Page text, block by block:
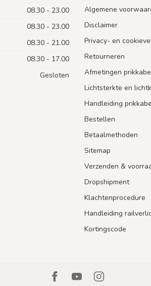
08.30 - 23.00
08.30 - 23.00
08.30 - 21.00
08.30 - 17.00
Gesloten
Algemene
Disclaimer
Privacy- en
Retourneren
Afmetingen
Lichtsterkte en
Handleiding
Bestellen
Betaalmethoden
Sitemap
Verzenden &
Dropshipment
Klachtenprocedure
Handleiding
Kortingscode